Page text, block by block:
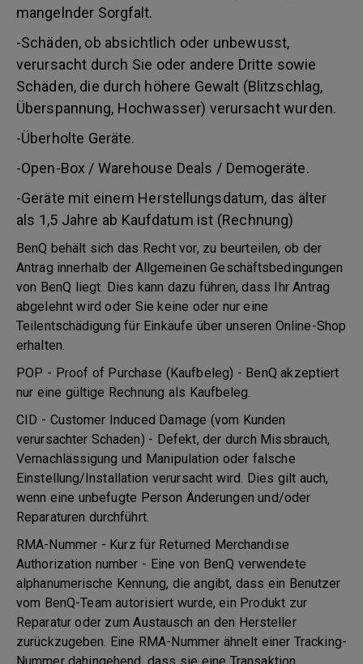
mangelnder Sorgfalt.
-Schäden, ob absichtlich oder unbewusst,
verursacht durch Sie oder andere Dritte sowie
Schäden, die durch höhere Gewalt (Blitzschlag,
Überspannung, Hochwasser) verursacht wurden.
-Überholte Geräte.
-Open-Box / Warehouse Deals / Demogeräte.
-Geräte mit einem Herstellungsdatum, das älter
als 1,5 Jahre ab Kaufdatum ist (Rechnung)
BenQ behält sich das Recht vor, zu beurteilen, ob der
Antrag innerhalb der Allgemeinen Geschäftsbedingungen
von BenQ liegt. Dies kann dazu führen, dass Ihr Antrag
abgelehnt wird oder Sie keine oder nur eine
Teilentschädigung für Einkäufe über unseren Online-Shop
erhalten.
POP - Proof of Purchase (Kaufbeleg) - BenQ akzeptiert
nur eine gültige Rechnung als Kaufbeleg.
CID - Customer Induced Damage (vom Kunden
verursachter Schaden) - Defekt, der durch Missbrauch,
Vernachlässigung und Manipulation oder falsche
Einstellung/Installation verursacht wird. Dies gilt auch,
wenn eine unbefugte Person Änderungen und/oder
Reparaturen durchführt.
RMA-Nummer - Kurz für Returned Merchandise
Authorization number - Eine von BenQ verwendete
alphanumerische Kennung, die angibt, dass ein Benutzer
vom BenQ-Team autorisiert wurde, ein Produkt zur
Reparatur oder zum Austausch an den Hersteller
zurückzugeben. Eine RMA-Nummer ähnelt einer Tracking-